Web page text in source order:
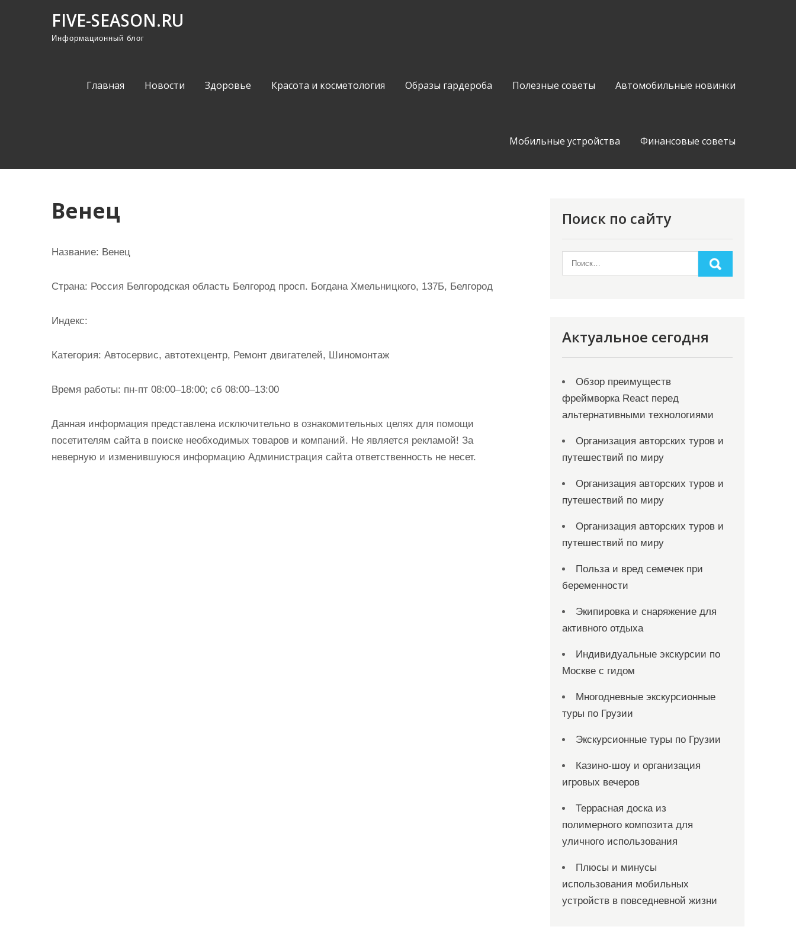
FIVE-SEASON.RU
Информационный блог
Главная Новости Здоровье Красота и косметология Образы гардероба Полезные советы Автомобильные новинки
Мобильные устройства Финансовые советы
Венец
Название: Венец
Страна: Россия Белгородская область Белгород просп. Богдана Хмельницкого, 137Б, Белгород
Индекс:
Категория: Автосервис, автотехцентр, Ремонт двигателей, Шиномонтаж
Время работы: пн-пт 08:00–18:00; сб 08:00–13:00
Данная информация представлена исключительно в ознакомительных целях для помощи
посетителям сайта в поиске необходимых товаров и компаний. Не является рекламой! За
неверную и изменившуюся информацию Администрация сайта ответственность не несет.
Поиск по сайту
Актуальное сегодня
Обзор преимуществ
фреймворка React перед
альтернативными технологиями
Организация авторских туров и
путешествий по миру
Организация авторских туров и
путешествий по миру
Организация авторских туров и
путешествий по миру
Польза и вред семечек при
беременности
Экипировка и снаряжение для
активного отдыха
Индивидуальные экскурсии по
Москве с гидом
Многодневные экскурсионные
туры по Грузии
Экскурсионные туры по Грузии
Казино-шоу и организация
игровых вечеров
Террасная доска из
полимерного композита для
уличного использования
Плюсы и минусы
использования мобильных
устройств в повседневной жизни